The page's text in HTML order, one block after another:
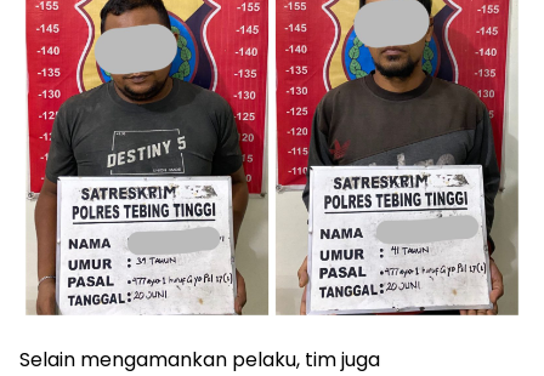
Selain mengamankan pelaku, tim juga